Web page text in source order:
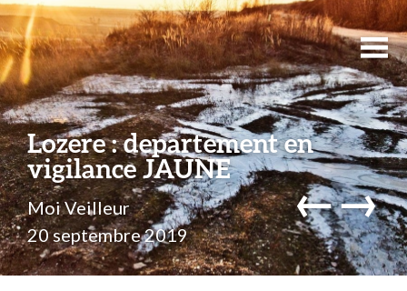
Lozere : departement en
vigilance JAUNE
Moi Veilleur
20 septembre 2019
←→